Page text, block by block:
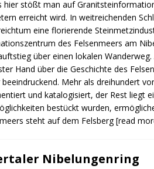
hier stößt man auf
erreicht wird. In weitreichenden
eine florierende
des Felsenmeers am
über einen lokalen
Hand über die Geschichte des
Mehr als dreihundert
und katalogisiert, der Rest liegt
bestückt wurden,
steht auf dem Felsberg[read
Nibelungenring